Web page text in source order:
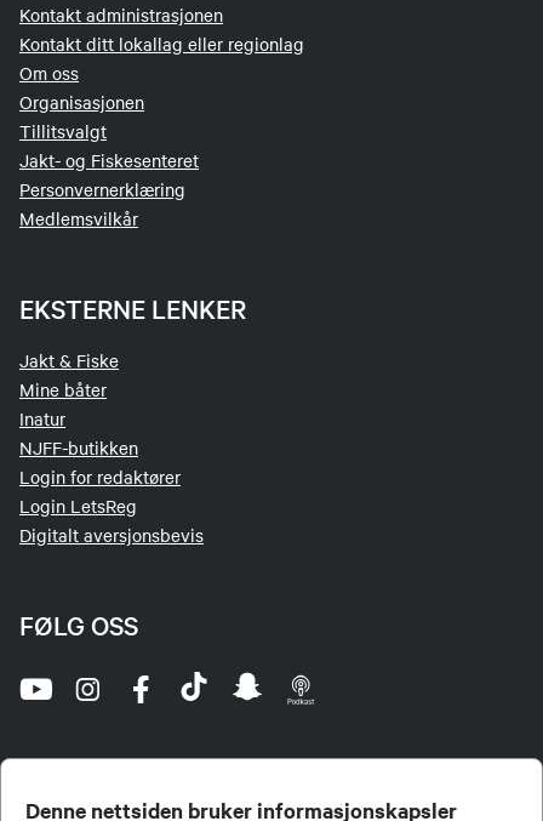
Denne nettsiden bruker informasjonskapsler
Kontakt administrasjonen
Kontakt ditt lokallag eller regionlag
Om oss
Organisasjonen
Tillitsvalgt
Jakt- og Fiskesenteret
Personvernerklæring
Medlemsvilkår
EKSTERNE LENKER
Jakt & Fiske
Mine båter
Inatur
NJFF-butikken
Login for redaktører
Login LetsReg
Digitalt aversjonsbevis
FØLG OSS